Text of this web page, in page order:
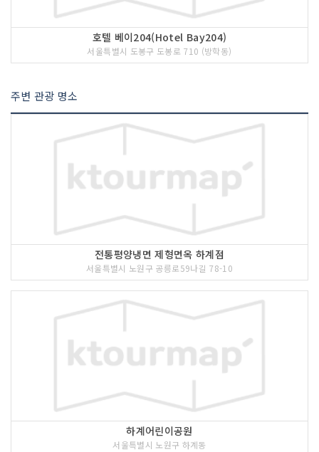
호텔 베이204(Hotel Bay204)
서울특별시 도봉구 도봉로 710 (방학동)
주변 관광 명소
전통평양냉면 제형면옥 하계점
서울특별시 노원구 공릉로59나길 78-10
하계어린이공원
서울특별시 노원구 하계동